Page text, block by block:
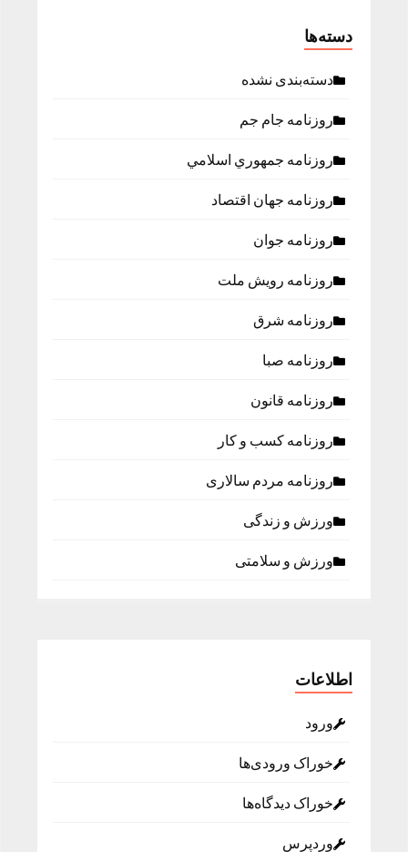
دسته‌ها
دسته‌بندی نشده
روزنامه جام جم
روزنامه جمهوري اسلامي
روزنامه جهان اقتصاد
روزنامه جوان
روزنامه رویش ملت
روزنامه شرق
روزنامه صبا
روزنامه قانون
روزنامه كسب و كار
روزنامه مردم سالاری
ورزش و زندگی
ورزش و سلامتی
اطلاعات
ورود
خوراک ورودی‌ها
خوراک دیدگاه‌ها
وردپرس